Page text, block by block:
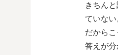
きちん
ていない
だからこ
答えが分